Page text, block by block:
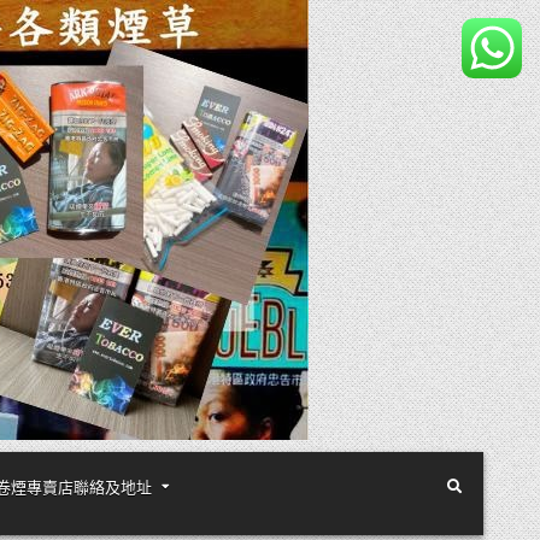
卷煙專賣店聯絡及地址